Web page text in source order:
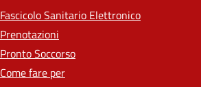
Fascicolo Sanitario Elettronico
Prenotazioni
Pronto Soccorso
Come fare per